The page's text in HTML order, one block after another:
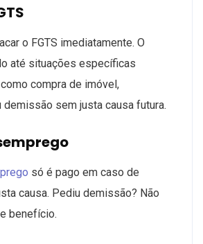
o FGTS imediatamente. O
até situações específicas
compra de imóvel,
demissão sem justa causa futura.
só é pago em caso de
causa. Pediu demissão? Não
benefício.